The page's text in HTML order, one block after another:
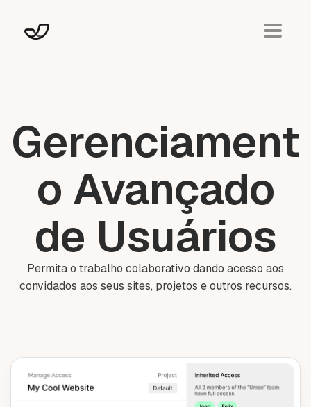
Gerenciament
o Avançado
de Usuários
Permita o trabalho colaborativo dando acesso aos
convidados aos seus sites, projetos e outros recursos.